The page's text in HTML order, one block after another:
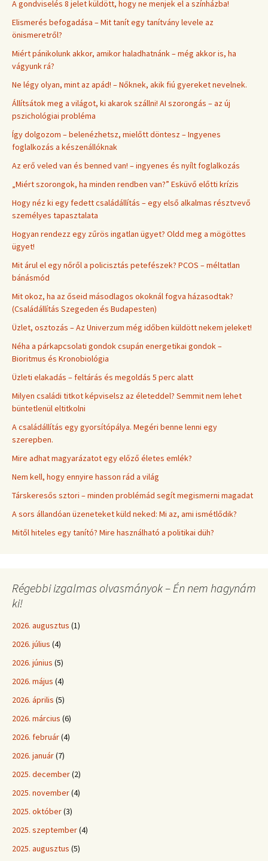
A gondviselés 8 jelet küldött, hogy ne menjek el a színházba!
Elismerés befogadása – Mit tanít egy tanítvány levele az
önismeretről?
Miért pánikolunk akkor, amikor haladhatnánk – még akkor is, ha
vágyunk rá?
Ne légy olyan, mint az apád! – Nőknek, akik fiú gyereket nevelnek.
Állítsátok meg a világot, ki akarok szállni! AI szorongás – az új
pszichológiai probléma
Így dolgozom – belenézhetsz, mielőtt döntesz – Ingyenes
foglalkozás a készenállóknak
Az erő veled van és benned van! – ingyenes és nyílt foglalkozás
„Miért szorongok, ha minden rendben van?” Esküvő előtti krízis
Hogy néz ki egy fedett családállítás – egy első alkalmas résztvevő
személyes tapasztalata
Hogyan rendezz egy zűrös ingatlan ügyet? Oldd meg a mögöttes
ügyet!
Mit árul el egy nőről a policisztás petefészek? PCOS – méltatlan
bánásmód
Mit okoz, ha az őseid másodlagos okoknál fogva házasodtak?
(Családállítás Szegeden és Budapesten)
Üzlet, osztozás – Az Univerzum még időben küldött nekem jeleket!
Néha a párkapcsolati gondok csupán energetikai gondok –
Bioritmus és Kronobiológia
Üzleti elakadás – feltárás és megoldás 5 perc alatt
Milyen családi titkot képviselsz az életeddel? Semmit nem lehet
büntetlenül eltitkolni
A családállítás egy gyorsítópálya. Megéri benne lenni egy
szerepben.
Mire adhat magyarázatot egy előző életes emlék?
Nem kell, hogy ennyire hasson rád a világ
Társkeresős sztori – minden problémád segít megismerni magadat
A sors állandóan üzeneteket küld neked: Mi az, ami ismétlődik?
Mitől hiteles egy tanító? Mire használható a politikai düh?
Régebbi izgalmas olvasmányok – Én nem hagynám
ki!
2026. augusztus (1)
2026. július (4)
2026. június (5)
2026. május (4)
2026. április (5)
2026. március (6)
2026. február(4)
2026. január(7)
2025. december(2)
2025. november(4)
2025. október(3)
2025. szeptember(4)
2025. augusztus (5)